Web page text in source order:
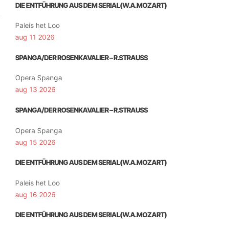
DIE ENTFÜHRUNG AUS DEM SERIAL(W.A.MOZART)
Paleis het Loo
aug 11 2026
SPANGA/DER ROSENKAVALIER – R.STRAUSS
Opera Spanga
aug 13 2026
SPANGA/DER ROSENKAVALIER – R.STRAUSS
Opera Spanga
aug 15 2026
DIE ENTFÜHRUNG AUS DEM SERIAL(W.A.MOZART)
Paleis het Loo
aug 16 2026
DIE ENTFÜHRUNG AUS DEM SERIAL(W.A.MOZART)